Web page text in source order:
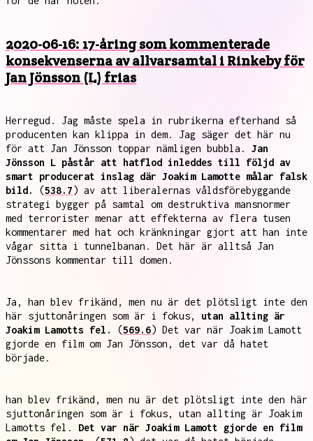
2020-06-16: 17-åring som kommenterade
konsekvenserna av allvarsamtal i Rinkeby för
Jan Jönsson (L) frias
Herregud. Jag måste spela in rubrikerna efterhand så
producenten kan klippa in dem. Jag säger det här nu
för att Jan Jönsson toppar nämligen bubbla. Jan
Jönsson L påstår att hatflod inleddes till följd av
smart producerat inslag där Joakim Lamotte målar falsk
bild.
(538.7) av att liberalernas våldsförebyggande
strategi bygger på samtal om destruktiva mansnormer
med terrorister menar att effekterna av flera tusen
kommentarer med hat och kränkningar gjort att han inte
vågar sitta i tunnelbanan. Det här är alltså Jan
Jönssons kommentar till domen.
Ja, han blev frikänd, men nu är det plötsligt inte den
här sjuttonåringen som är i fokus, utan allting är
Joakim Lamotts fel.
(569.6) Det var när Joakim Lamott
gjorde en film om Jan Jönsson, det var då hatet
började.
han blev frikänd, men nu är det plötsligt inte den här
sjuttonåringen som är i fokus, utan allting är Joakim
Lamotts fel. Det var när Joakim Lamott gjorde en film